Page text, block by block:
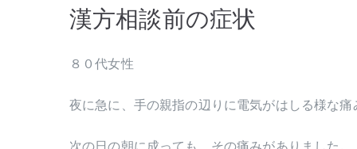
漢方相談前の症状
８０代女性
夜に急に、手の親指の辺りに電気がはしる様な痛
次の日の朝に成っても、その痛みがありました。